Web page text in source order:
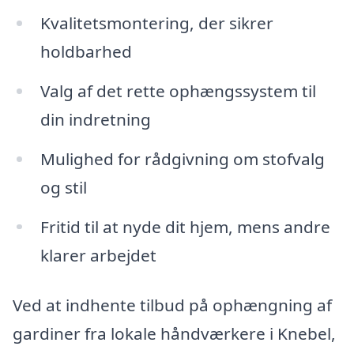
Kvalitetsmontering, der sikrer
holdbarhed
Valg af det rette ophængssystem til
din indretning
Mulighed for rådgivning om stofvalg
og stil
Fritid til at nyde dit hjem, mens andre
klarer arbejdet
Ved at indhente tilbud på ophængning af
gardiner fra lokale håndværkere i Knebel,